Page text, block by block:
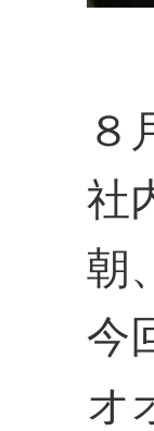
８
社
朝
今
オ